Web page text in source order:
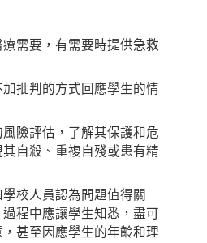
需要，有需要時提供急救
批判的方式回應學生的情
險評估，了解其保護和危
自殺、重複自殘或患有精
校人員認為問題值得關
程中應讓學生知悉，盡可
甚至因應學生的年齡和理